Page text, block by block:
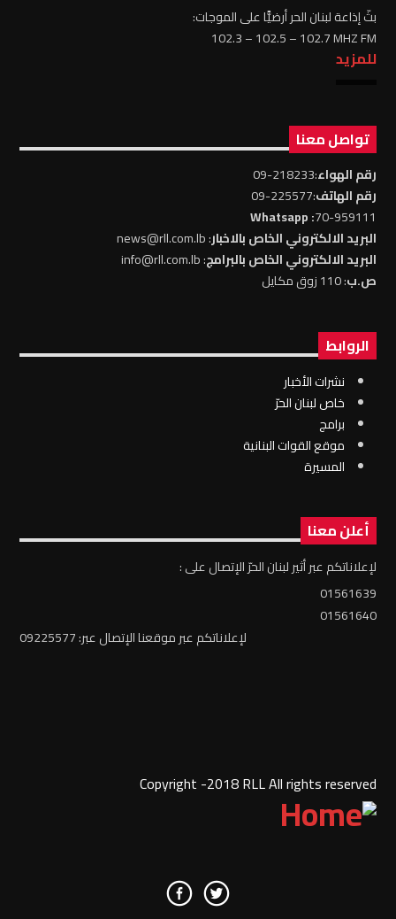
بثّ إذاعة لبنان الحر أرضيًّا على الموجات:
102.3 – 102.5 – 102.7 MHZ FM
للمزيد
تواصل معنا
رقم الهواء:218233-09
رقم الهاتف:225577-09
70-959111
: Whatsapp
البريد الالكتروني الخاص بالاخبار: news@rll.com.lb
البريد الالكتروني الخاص بالبرامج: info@rll.com.lb
ص.ب: 110 زوق مكايل
الروابط
نشرات الأخبار
خاص لبنان الحرّ
برامج
موقع القوات البنانية
المسيرة
أعلن معنا
لإعلاناتكم عبر أثير لبنان الحرّ الإتصال على :
01561639
01561640
لإعلاناتكم عبر موقعنا الإتصال عبر: 09225577
Copyright -2018 RLL All rights reserved